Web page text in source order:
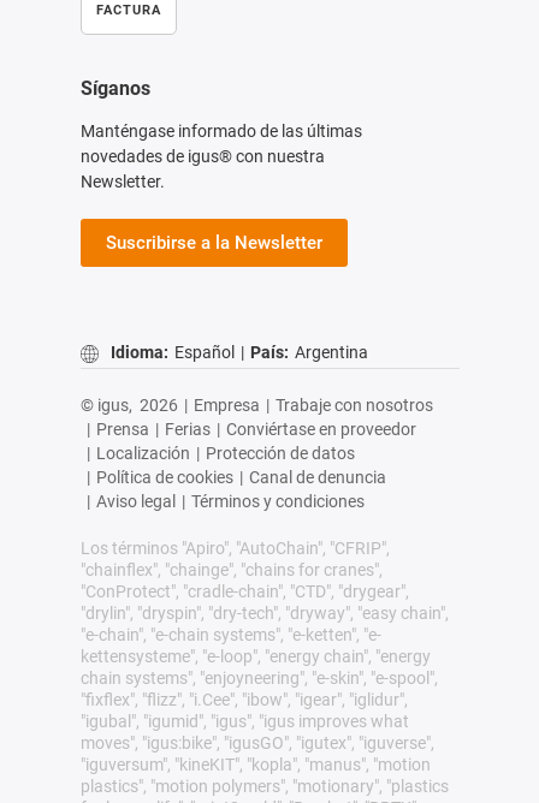
FACTURA
Síganos
Manténgase informado de las últimas
novedades de igus® con nuestra
Newsletter.
Suscribirse a la Newsletter
Idioma: Español | País: Argentina
© igus, 2026 | Empresa | Trabaje con nosotros
| Prensa | Ferias | Conviértase en proveedor
| Localización | Protección de datos
| Política de cookies | Canal de denuncia
| Aviso legal | Términos y condiciones
Los términos "Apiro", "AutoChain", "CFRIP",
"chainflex", "chainge", "chains for cranes",
"ConProtect", "cradle-chain", "CTD", "drygear",
"drylin", "dryspin", "dry-tech", "dryway", "easy chain",
"e-chain", "e-chain systems", "e-ketten", "e-
kettensysteme", "e-loop", "energy chain", "energy
chain systems", "enjoyneering", "e-skin", "e-spool",
"fixflex", "flizz", "i.Cee", "ibow", "igear", "iglidur",
"igubal", "igumid", "igus", "igus improves what
moves", "igus:bike", "igusGO", "igutex", "iguverse",
"iguversum", "kineKIT", "kopla", "manus", "motion
plastics", "motion polymers", "motionary", "plastics